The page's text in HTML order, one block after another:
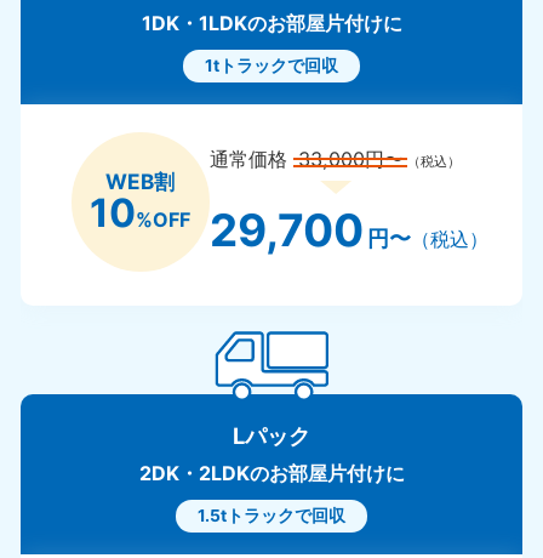
1DK・1LDKのお部屋片付けに
1tトラックで回収
WEB割
10%OFF
通常価格33,000円〜 （税込）
29,700 円〜（税込）
Lパック
2DK・2LDKのお部屋片付けに
1.5tトラックで回収